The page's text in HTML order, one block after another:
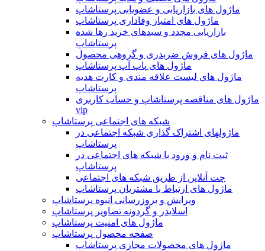
ماژول های بازاریابی و عضویابی پرستاشاپ
ماژول های امتیاز وفاداری پرستاشاپ
بازاریابی مجدد و سبدهای خرید رها شده
پرستاشاپ
ماژول های فروش ضربدری و گروهی محصول
ماژول های پاپ آپ پرستاشاپ
ماژول های لیست علاقه مندی و کارت هدیه
پرستاشاپ
ماژول های مناقصه پرستاشاپ و حساب کاربری
vip
شبکه های اجتماعی پرستاشاپ
ماژولهای اشتراک‌ گذاری شبکه اجتماعی در
پرستاشاپ
ثبت نام و ورود با شبکه های اجتماعی در
پرستاشاپ
چت آنلاین از طریق شبکه های اجتماعی
ماژول های ارتباط با مشتریان پرستاشاپ
ویرایش و بروزرسانی انبوه پرستاشاپ
اسلایدر و گردونه تصاویر پرستاشاپ
ماژول های امنیت پرستاشاپ
صفحه محصول پرستاشاپ
ماژول های محصولات مجازی پرستاشاپ